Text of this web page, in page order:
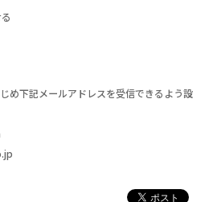
め下記メールアドレスを受信できるよう設